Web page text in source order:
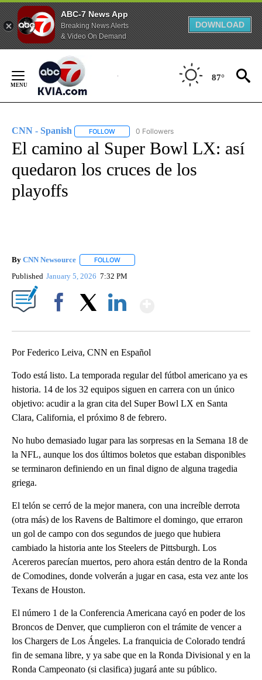
ABC-7 News App
Breaking News Alerts
& Video On Demand
DOWNLOAD
Content
87°
CNN - Spanish FOLLOW FOLLOW "CNN - SPANISH" TO RECEIVE
0 Followers
El camino al Super Bowl LX: así
quedaron los cruces de los
playoffs
By CNN Newsource FOLLOW
Published January 5, 2026 7:32 PM
Por Federico Leiva, CNN en Español
Todo está listo. La temporada regular del fútbol americano ya es
historia. 14 de los 32 equipos siguen en carrera con un único
objetivo: acudir a la gran cita del Super Bowl LX en Santa
Clara, California, el próximo 8 de febrero.
No hubo demasiado lugar para las sorpresas en la Semana 18 de
la NFL, aunque los dos últimos boletos que estaban disponibles
se terminaron definiendo en un final digno de alguna tragedia
griega.
El telón se cerró de la mejor manera, con una increíble derrota
(otra más) de los Ravens de Baltimore el domingo, que erraron
un gol de campo con dos segundos de juego que hubiera
cambiado la historia ante los Steelers de Pittsburgh. Los
Acereros parecían muertos, pero ahora están dentro de la Ronda
de Comodines, donde volverán a jugar en casa, esta vez ante los
Texans de Houston.
El número 1 de la Conferencia Americana cayó en poder de los
Broncos de Denver, que cumplieron con el trámite de vencer a
los Chargers de Los Ángeles. La franquicia de Colorado tendrá
fin de semana libre, y ya sabe que en la Ronda Divisional y en la
Ronda Campeonato (si clasifica) jugará ante su público.